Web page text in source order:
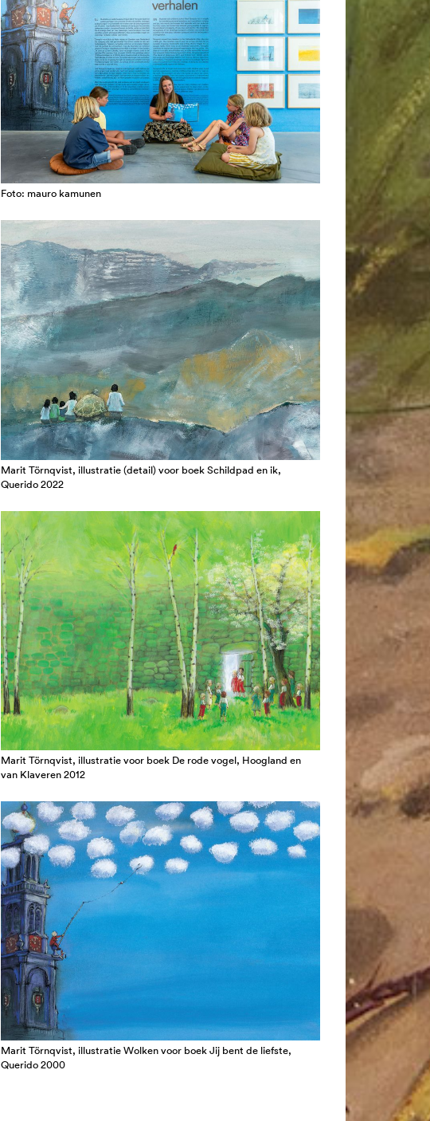
Foto: mauro kamunen
Marit Törnqvist, illustratie (detail) voor boek Schildpad en ik,
Querido 2022
Marit Törnqvist, illustratie voor boek De rode vogel, Hoogland en
van Klaveren 2012
Marit Törnqvist, illustratie Wolken voor boek Jij bent de liefste,
Querido 2000